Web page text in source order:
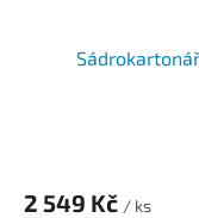
2 549 Kč / ks